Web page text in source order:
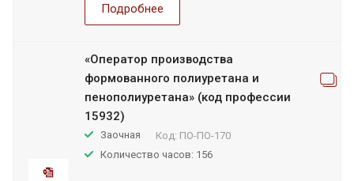
Подробнее
«Оператор производства
формованного полиуретана и
пенополиуретана» (код профессии
15932)
Заочная Код: ПО-ПО-170
Количество часов: 156